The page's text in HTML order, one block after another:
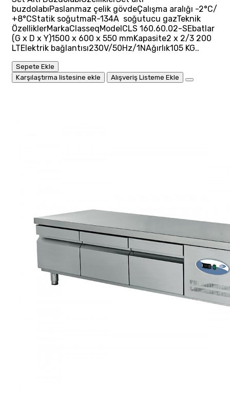
buzdolabıPaslanmaz çelik gövdeÇalışma aralığı -2°C/
+8°CStatik soğutmaR-134A soğutucu gazTeknik
ÖzelliklerMarkaClasseqModelCLS 160.60.02-SEbatlar
(G x D x Y)1500 x 600 x 550 mmKapasite2 x 2/3 200
LTElektrik bağlantısı230V/50Hz/1NAğırlık105 KG..
Sepete Ekle
Karşılaştırma listesine ekle
Alışveriş Listeme Ekle